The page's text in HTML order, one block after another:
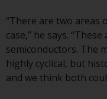
Schweiz
Dies ist
“There are two areas
case,” he says.
semiconductors. The
highly cyclical, but
and we think both